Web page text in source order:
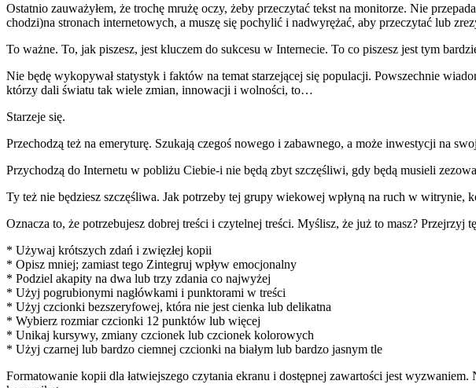
Ostatnio zauważyłem, że trochę mrużę oczy, żeby przeczytać tekst na monitorze. Nie
chodzi)na stronach internetowych, a muszę się pochylić i nadwyrężać, aby przeczytać lub
To ważne. To, jak piszesz, jest kluczem do sukcesu w Internecie. To co piszesz jest tym
Nie będę wykopywał statystyk i faktów na temat starzejącej się populacji. Powszechnie
którzy dali światu tak wiele zmian, innowacji i wolności, to…
Starzeje się.
Przechodzą też na emeryturę. Szukają czegoś nowego i zabawnego, a może inwestycji na
Przychodzą do Internetu w pobliżu Ciebie-i nie będą zbyt szczęśliwi, gdy będą musieli
Ty też nie będziesz szczęśliwa. Jak potrzeby tej grupy wiekowej wpłyną na ruch w witrynie,
Oznacza to, że potrzebujesz dobrej treści i czytelnej treści. Myślisz, że już to masz? Przejrzyj
* Używaj krótszych zdań i zwięzłej kopii
* Opisz mniej; zamiast tego Zintegruj wpływ emocjonalny
* Podziel akapity na dwa lub trzy zdania co najwyżej
* Użyj pogrubionymi nagłówkami i punktorami w treści
* Użyj czcionki bezszeryfowej, która nie jest cienka lub delikatna
* Wybierz rozmiar czcionki 12 punktów lub więcej
* Unikaj kursywy, zmiany czcionek lub czcionek kolorowych
* Użyj czarnej lub bardzo ciemnej czcionki na białym lub bardzo jasnym tle
Formatowanie kopii dla łatwiejszego czytania ekranu i dostępnej zawartości jest